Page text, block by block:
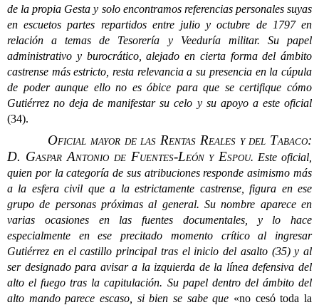
de la propia Gesta y solo encontramos referencias personales suyas
en escuetos partes repartidos entre julio y octubre de 1797 en
relación a temas de Tesorería y Veeduría militar. Su papel
administrativo y burocrático, alejado en cierta forma del ámbito
castrense más estricto, resta relevancia a su presencia en la cúpula
de poder aunque ello no es óbice para que se certifique cómo
Gutiérrez no deja de manifestar su celo y su apoyo a este oficial
(34).
Oficial mayor de las Rentas Reales y del Tabaco:
D. Gaspar Antonio de Fuentes-León y Espou. Este oficial,
quien por la categoría de sus atribuciones responde asimismo más
a la esfera civil que a la estrictamente castrense, figura en ese
grupo de personas próximas al general. Su nombre aparece en
varias ocasiones en las fuentes documentales, y lo hace
especialmente en ese precitado momento crítico al ingresar
Gutiérrez en el castillo principal tras el inicio del asalto (35)y al
ser designado para avisar a la izquierda de la línea defensiva del
alto el fuego tras la capitulación. Su papel dentro del ámbito del
alto mando parece escaso, si bien se sabe que «no cesó toda la